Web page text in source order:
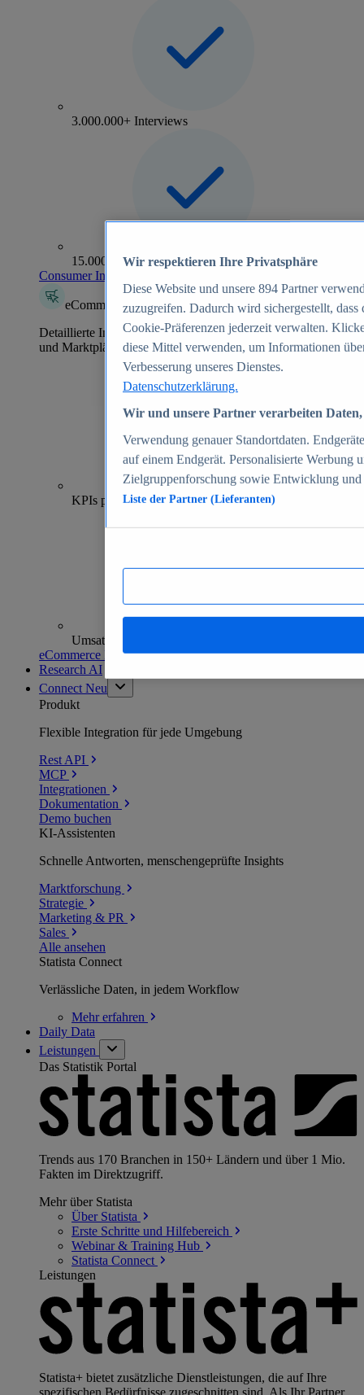
3.000.000+ Interviews
15.000+ Marken
Consumer Insights entdecken
eCommerce Insights
Detaillierte Informationen zu mehr als 39.000 Online-Shops
und Marktplätzen
70+
KPIs pro Shop
Umsatzanalysen und -prognosen
eCommerce Insights entdecken
Research AI
Connect Neu
Produkt
Flexible Integration für jede Umgebung
Rest API
MCP
Integrationen
Dokumentation
Demo buchen
KI-Assistenten
Schnelle Antworten, menschengeprüfte Insights
Marktforschung
Strategie
Marketing & PR
Sales
Alle ansehen
Statista Connect
Verlässliche Daten, in jedem Workflow
Mehrerfahren
Daily Data
Leistungen
Das Statistik Portal
Trends aus 170 Branchen in 150+ Ländern und über 1 Mio.
Fakten im Direktzugriff.
Mehr über Statista
Über Statista
Erste Schritte und Hilfebereich
Webinar & Training Hub
Statista Connect
Leistungen
Statista+ bietet zusätzliche Dienstleistungen, die auf Ihre
spezifischen Bedürfnisse zugeschnitten sind. Als Ihr Partner
Wir respektieren Ihre Privatsphäre
Diese Website und unsere 894 Partner
zuzugreifen. Dadurch wird sichergestellt,
Cookie-Präferenzen jederzeit verwalten.
diese Mittel verwenden, um Informationen
Verbesserung unseres Dienstes.
Datenschutzerklärung.
Wir und unsere Partner verarbeiten
Verwendung genauer Standortdaten.
auf einem Endgerät. Personalisierte Werbung
Zielgruppenforschung sowie Entwicklung
Liste der Partner (Lieferanten)